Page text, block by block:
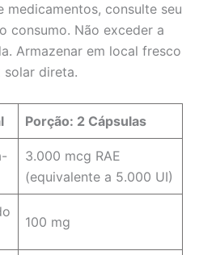
medicamentos, consulte seu
consumo. Não exceder a
Armazenar em local fresco
solar direta.
Porção: 2 Cápsulas
3.000 mcg RAE
(equivalente a 5.000 UI)
100 mg